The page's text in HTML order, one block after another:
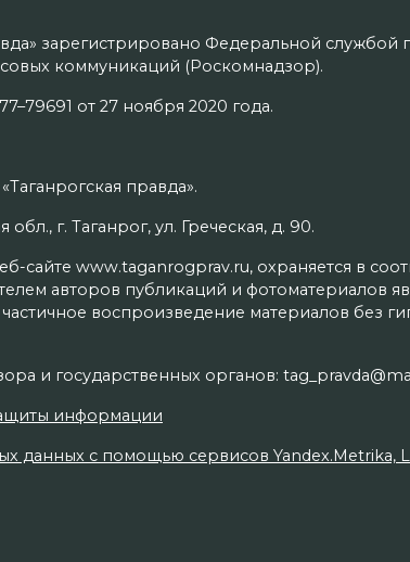
зарегистрировано Федеральной службой
коммуникаций (Роскомнадзор).
от 27 ноября 2020 года.
правда».
г. Таганрог, ул. Греческая, д. 90.
сайте www.taganrogprav.ru, охраняется в
авторов публикаций и фотоматериалов
воспроизведение материалов без
и государственных органов:
информации
данных с помощью сервисов Yandex.Metrika,